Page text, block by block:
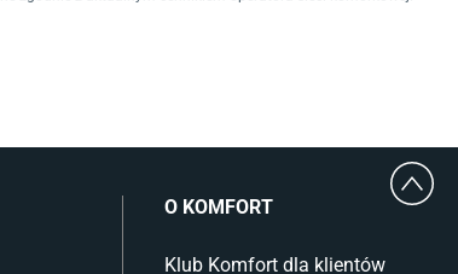
O KOMFORT
Klub Komfort dla klientów